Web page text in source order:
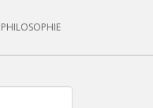
PHILOSOPHIE